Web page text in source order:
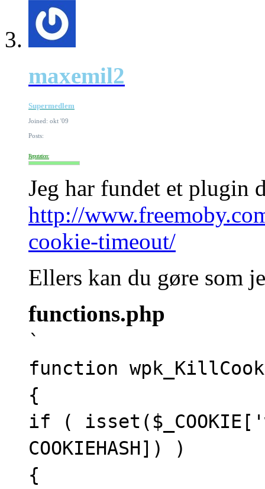
maxemil2
Supermedlem
Joined: okt '09
Posts:
Reputation:
Jeg har fundet et plugin
http://
cookie-timeout/
Ellers kan du gøre som
functions.php
`
function
{
if (
COOKIEHASH]) )
{